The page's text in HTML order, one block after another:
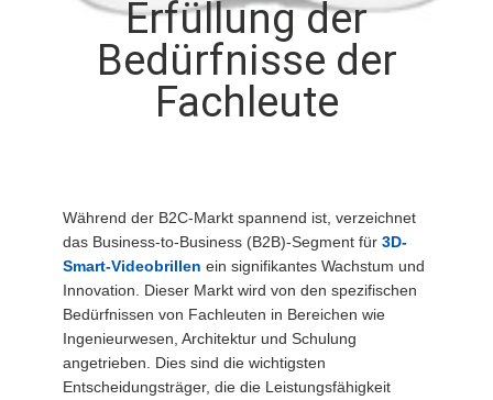
NACHRICHTEN
SIE EIN
ZITAT
SHOPPING
ONLINE
Erfüllung der
Bedürfnisse der
Fachleute
Während der B2C-Markt spannend ist, verzeichnet
das Business-to-Business (B2B)-Segment für 3D-
Smart-Videobrillen ein signifikantes Wachstum und
Innovation. Dieser Markt wird von den spezifischen
Bedürfnissen von Fachleuten in Bereichen wie
Ingenieurwesen, Architektur und Schulung
angetrieben. Dies sind die wichtigsten
Entscheidungsträger, die die Leistungsfähigkeit